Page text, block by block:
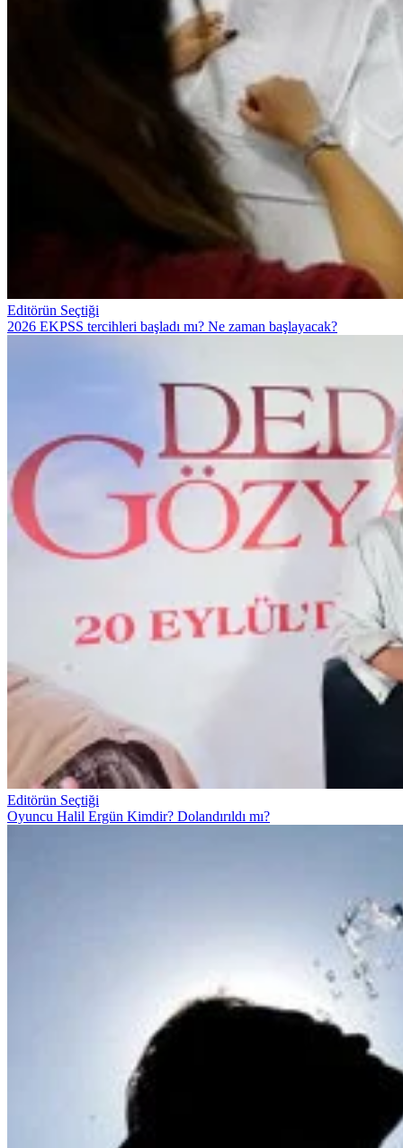
Editörün Seçtiği
2026 EKPSS tercihleri başladı mı? Ne zaman başlayacak?
Editörün Seçtiği
Oyuncu Halil Ergün Kimdir? Dolandırıldı mı?